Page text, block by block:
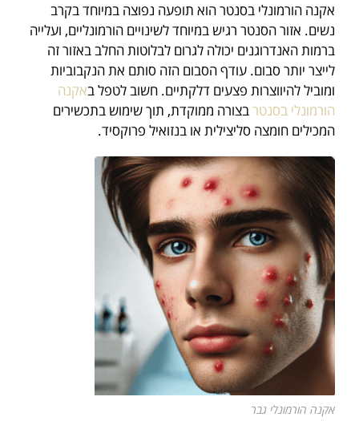
אקנה הורמונלי בסנטר הוא תופעה נפוצה במיוחד בקרב
נשים. אזור הסנטר רגיש במיוחד לשינויים הורמונליים, ועלייה
ברמות האנדרוגנים יכולה לגרום לבלוטות החלב באזור זה
לייצר יותר סבום. עודף הסבום הזה סותם את הנקבוביות
ומוביל להיווצרות פצעים דלקתיים. חשוב לטפל באקנה
הורמונלי בסנטרבצורה ממוקדת, תוך שימוש בתכשירים
המכילים חומצה סליצילית או בנזואיל פרוקסיד.
אקנה הורמונלי גבר